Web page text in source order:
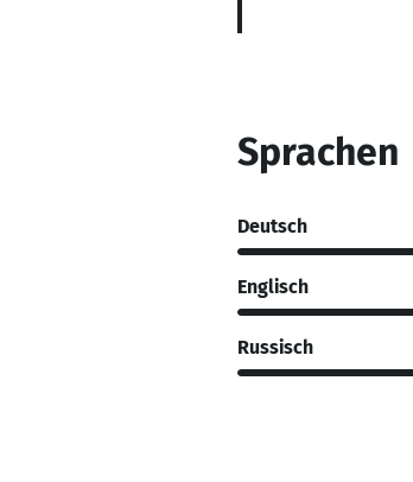
Sprachen
Deutsch
Englisch
Russisch